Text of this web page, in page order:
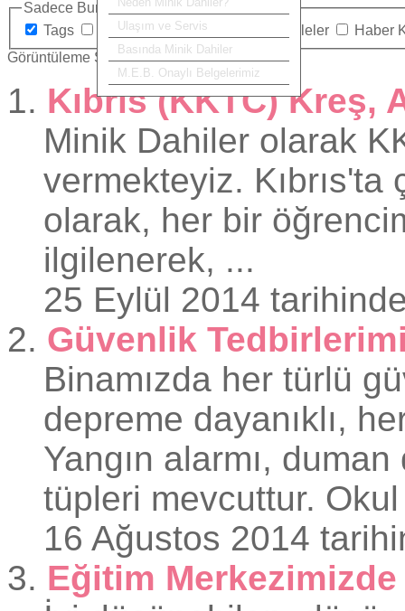
Ulaşım ve Servis
Basında Minik Dahiler
M.E.B. Onaylı Belgelerimiz
Sadece Burada Ara:
Tags
Kategoriler İletişim Makaleler
Haber
Görüntüleme Sayısı
1. Kıbrıs (KKTC)
Minik Dahiler olarak
vermekteyiz. Kıbrıs'ta
olarak, her bir
ilgilenerek, ...
25 Eylül 2014
2. Güvenlik
Binamızda her türlü
depreme dayanıklı,
Yangın alarmı,
tüpleri mevcuttur.
16 Ağustos 2014
3. Eğitim Merkezimizde